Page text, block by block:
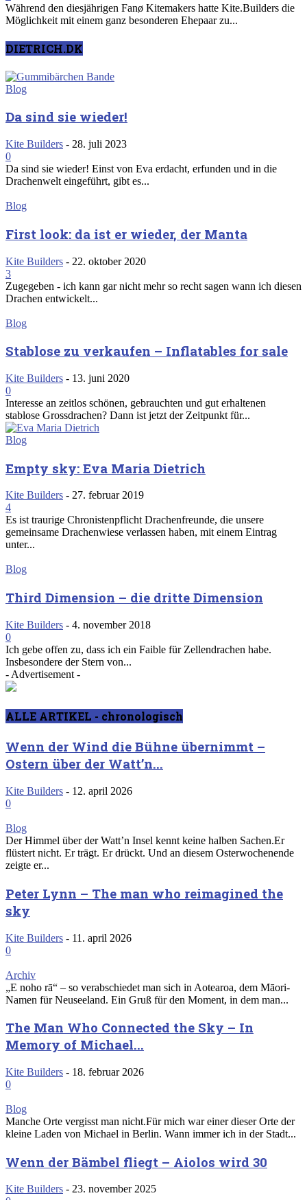
Während den diesjährigen Fanø Kitemakers hatte Kite.Builders die
Möglichkeit mit einem ganz besonderen Ehepaar zu...
DIETRICH.DK
Blog
Da sind sie wieder!
Kite Builders - 28. juli 2023
0
Da sind sie wieder! Einst von Eva erdacht, erfunden und in die
Drachenwelt eingeführt, gibt es...
Blog
First look: da ist er wieder, der Manta
Kite Builders - 22. oktober 2020
3
Zugegeben - ich kann gar nicht mehr so recht sagen wann ich diesen
Drachen entwickelt...
Blog
Stablose zu verkaufen – Inflatables for sale
Kite Builders - 13. juni 2020
0
Interesse an zeitlos schönen, gebrauchten und gut erhaltenen
stablose Grossdrachen? Dann ist jetzt der Zeitpunkt für...
Blog
Empty sky: Eva Maria Dietrich
Kite Builders - 27. februar 2019
4
Es ist traurige Chronistenpflicht Drachenfreunde, die unsere
gemeinsame Drachenwiese verlassen haben, mit einem Eintrag
unter...
Blog
Third Dimension – die dritte Dimension
Kite Builders - 4. november 2018
0
Ich gebe offen zu, dass ich ein Faible für Zellendrachen habe.
Insbesondere der Stern von...
- Advertisement -
ALLE ARTIKEL - chronologisch
Wenn der Wind die Bühne übernimmt –
Ostern über der Watt’n...
Kite Builders - 12. april 2026
0
Blog
Der Himmel über der Watt’n Insel kennt keine halben Sachen.Er
flüstert nicht. Er trägt. Er drückt. Und an diesem Osterwochenende
zeigte er...
Peter Lynn – The man who reimagined the
sky
Kite Builders - 11. april 2026
0
Archiv
„E noho rā“ – so verabschiedet man sich in Aotearoa, dem Māori-
Namen für Neuseeland. Ein Gruß für den Moment, in dem man...
The Man Who Connected the Sky – In
Memory of Michael...
Kite Builders - 18. februar 2026
0
Blog
Manche Orte vergisst man nicht.Für mich war einer dieser Orte der
kleine Laden von Michael in Berlin. Wann immer ich in der Stadt...
Wenn der Bämbel fliegt – Aiolos wird 30
Kite Builders - 23. november 2025